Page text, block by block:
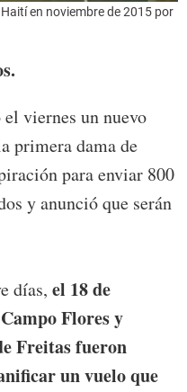
en noviembre de 2015 por
viernes un nuevo
primera dama de
para enviar 800
y anunció que serán
días, el 18 de
Flores y
Freitas fueron
un vuelo que